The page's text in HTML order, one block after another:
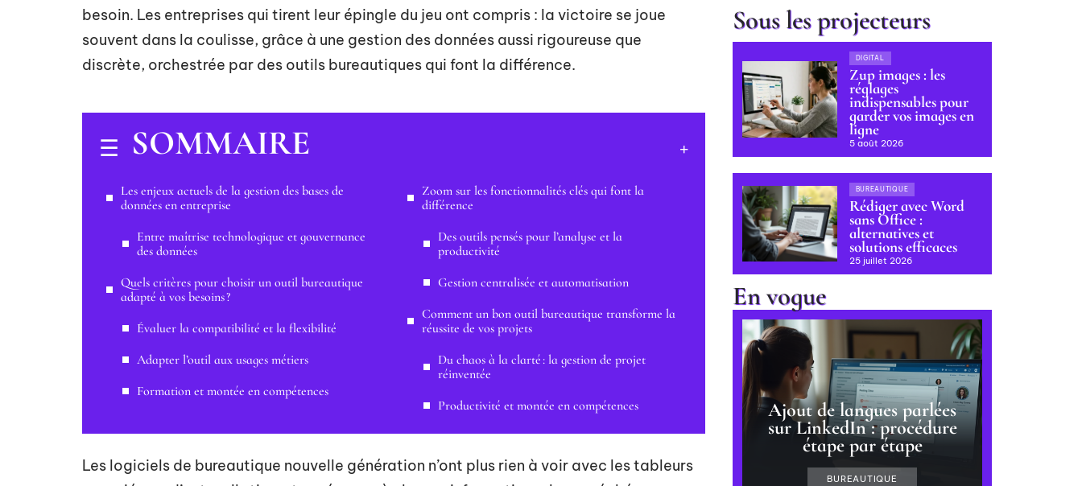
besoin. Les entreprises qui tirent leur épingle du jeu ont compris : la victoire se joue
souvent dans la coulisse, grâce à une gestion des données aussi rigoureuse que
discrète, orchestrée par des outils bureautiques qui font la différence.
SOMMAIRE
Les enjeux actuels de la gestion des bases de
données en entreprise
Entre maîtrise technologique et gouvernance
des données
Quels critères pour choisir un outil bureautique
adapté à vos besoins ?
Évaluer la compatibilité et la flexibilité
Adapter l’outil aux usages métiers
Formation et montée en compétences
Zoom sur les fonctionnalités clés qui font la
différence
Des outils pensés pour l’analyse et la
productivité
Gestion centralisée et automatisation
Comment un bon outil bureautique transforme la
réussite de vos projets
Du chaos à la clarté : la gestion de projet
réinventée
Productivité et montée en compétences
Les logiciels de bureautique nouvelle génération n’ont plus rien à voir avec les tableurs
Sous les projecteurs
DIGITAL
Zup images : les
réglages
indispensables pour
garder vos images en
ligne
5 août 2026
BUREAUTIQUE
Rédiger avec Word
sans Office :
alternatives et
solutions efficaces
25 juillet 2026
En vogue
Ajout de langues parlées
sur LinkedIn : procédure
étape par étape
BUREAUTIQUE